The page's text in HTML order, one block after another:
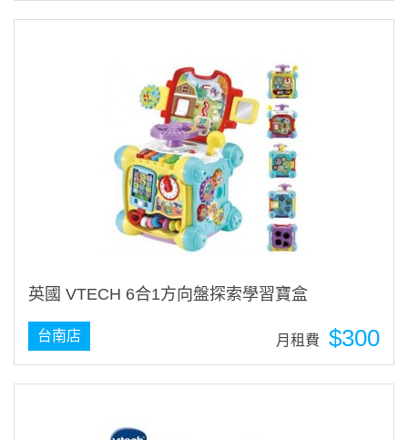
英國 VTECH 6合1方向盤探索學習寶盒
$300
月租費
台南店